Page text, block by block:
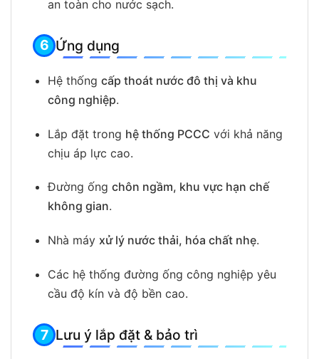
an toàn cho nước sạch.
Ứng dụng
Hệ thống cấp thoát nước đô thị và khu
công nghiệp.
Lắp đặt trong hệ thống PCCC với khả năng
chịu áp lực cao.
Đường ống chôn ngầm, khu vực hạn chế
không gian.
Nhà máy xử lý nước thải, hóa chất nhẹ.
Các hệ thống đường ống công nghiệp yêu
cầu độ kín và độ bền cao.
Lưu ý lắp đặt & bảo trì